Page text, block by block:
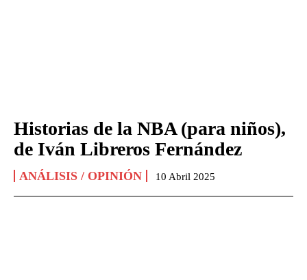
Historias de la NBA (para niños),
de Iván Libreros Fernández
ANÁLISIS / OPINIÓN 10 Abril 2025